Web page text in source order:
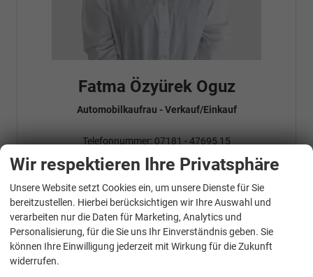
Fatma Özyürek Oguz
Automobilkaufrau -Verkauf/Einkauf
Telefonnummer: 07181 - 47695 15
E-Mailadresse:
info@autohausrems.de
Fahrzeugnr.
Geparkte Fahrzeuge (0)
Wir respektieren Ihre Privatsphäre
Unsere Website setzt Cookies ein, um unsere Dienste für Sie
bereitzustellen. Hierbei berücksichtigen wir Ihre Auswahl und
verarbeiten nur die Daten für Marketing, Analytics und
Personalisierung, für die Sie uns Ihr Einverständnis geben. Sie
können Ihre Einwilligung jederzeit mit Wirkung für die Zukunft
widerrufen.